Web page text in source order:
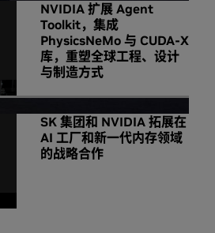
NVIDIA 扩展 Agent
Toolkit，集成
PhysicsNeMo 与 CUDA-X
库，重塑全球工程、设计
与制造方式
SK 集团和 NVIDIA 拓展在
AI 工厂和新一代内存领域
的战略合作